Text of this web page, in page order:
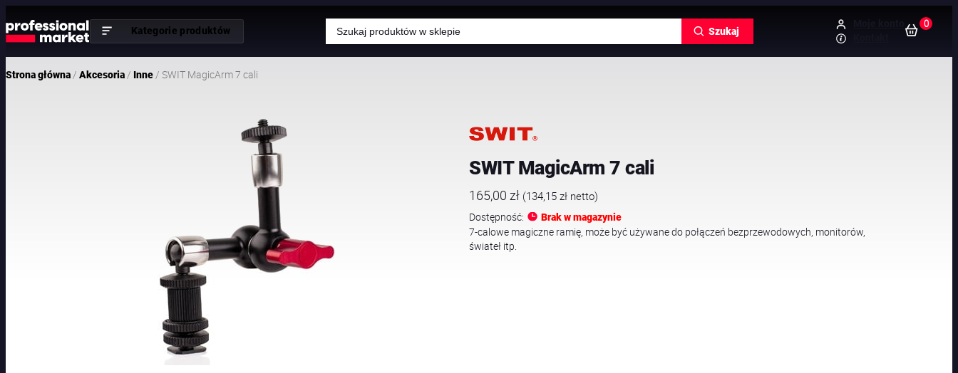
Kategorie produktów
Wyszukiwarka
produktów Szukaj
0
Strona główna/ Akcesoria/ Inne/ SWIT MagicArm 7 cali
SWIT MagicArm 7 cali
165,00 zł (134,15 zł netto)
Dostępność:
Brak w magazynie
7-calowe magiczne ramię, może być używane do połączeń bezprzewodowych, monitorów,
świateł itp.